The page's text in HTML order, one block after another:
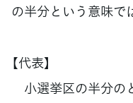
の半分という意味で
【代表】
小選挙区の半分の